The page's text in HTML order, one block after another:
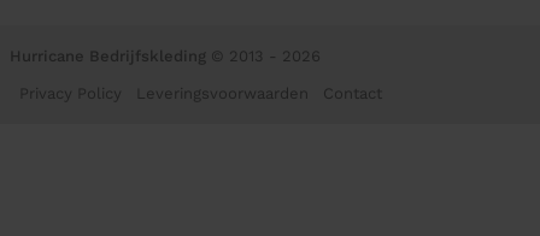
Hurricane Bedrijfskleding © 2013 - 2026
Privacy Policy Leveringsvoorwaarden Contact